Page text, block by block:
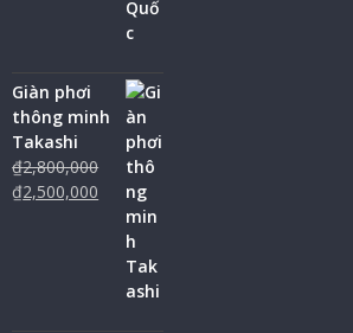
Giàn phơi
thông minh
Takashi
₫2,800,000
₫2,500,000